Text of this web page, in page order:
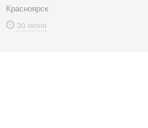
Красноярск
30 июня